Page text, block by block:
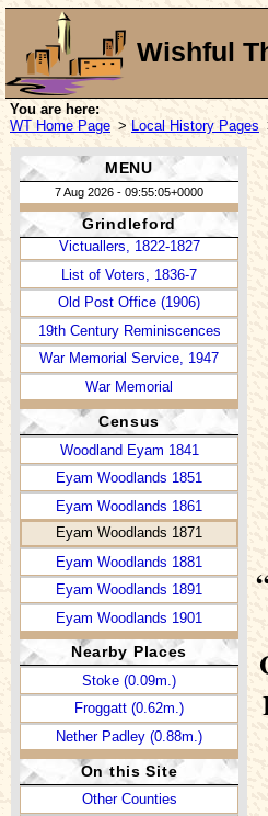
Wishful
You are here:
WT Home Page > Local History Pages
MENU
7 Aug 2026 - 09:55:05+0000
Grindleford
Glover's Directory, 1829
Bagshaw's Directory, 1846
White's Directory, 1857
White's Directory, 1862
Grindleford in 1997
Grindleford in 1999
The School
Newspapers, 1785-1935
Victuallers, 1822-1827
List of Voters, 1836-7
Old Post Office (1906)
19th Century Reminiscences
War Memorial Service, 1947
War Memorial
Census
Woodland Eyam 1841
Eyam Woodlands 1851
Eyam Woodlands 1861
Eyam Woodlands 1871
Eyam Woodlands 1881
Eyam Woodlands 1891
Eyam Woodlands 1901
Nearby Places
Stoke (0.09m.)
Froggatt (0.62m.)
Nether Padley (0.88m.)
On this Site
Other Counties